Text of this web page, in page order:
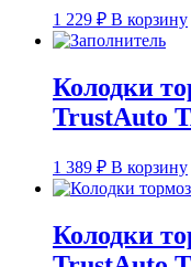
1 229 ₽ В корзину
Колодки
TrustAuto
1 389 ₽ В корзину
Колодки